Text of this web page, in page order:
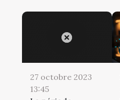
27 octobre 2023
13:45